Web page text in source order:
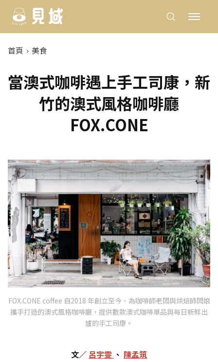
首頁 美食
當澳式咖啡遇上手工司康，新
竹的澳式風格咖啡廳
FOX.CONE
FOX.CONE coffee 自2018 年創立至今，為咖啡師老闆與烘焙師闆娘
攜手打造的澳式風格咖啡廳，提供數款澳式咖啡單品與每日新鮮出
爐的手工司康。
文／ 呂宇雯 、 陳孟筑